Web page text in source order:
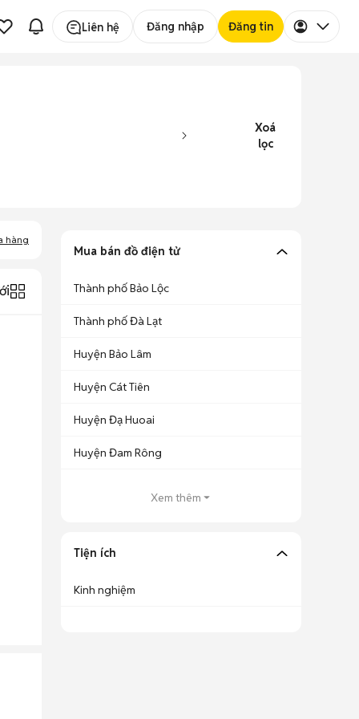
Liên hệ Đăng nhập Đăng tin
Xoá
lọc
hàng
Mua bán đồ điện tử
Thành phố Bảo Lộc
Thành phố Đà Lạt
Huyện Bảo Lâm
Huyện Cát Tiên
Huyện Đạ Huoai
Huyện Đam Rông
Xem thêm
Tiện ích
Kinh nghiệm